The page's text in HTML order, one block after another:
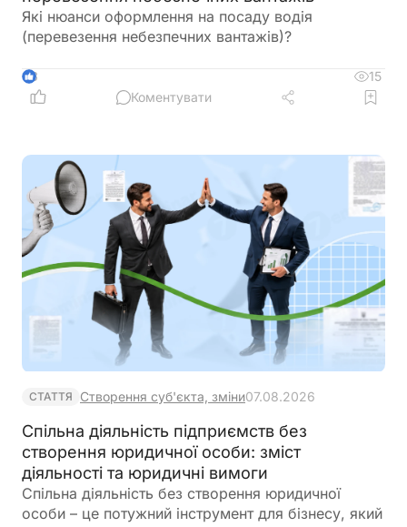
Які нюанси оформлення на посаду водія
(перевезення небезпечних вантажів)?
3
15
Коментувати
СТАТТЯ Створення суб'єкта, зміни07.08.2026
Спільна діяльність підприємств без
створення юридичної особи: зміст
діяльності та юридичні вимоги
Спільна діяльність без створення юридичної
особи – це потужний інструмент для бізнесу, який